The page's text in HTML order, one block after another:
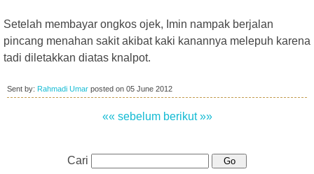
Setelah membayar ongkos ojek, Imin nampak berjalan
pincang menahan sakit akibat kaki kanannya melepuh karena
tadi diletakkan diatas knalpot.
Sent by: Rahmadi Umar posted on 05 June 2012
«« sebelum berikut »»
Cari